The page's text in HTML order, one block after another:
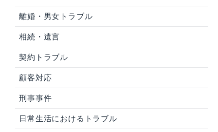
離婚・男女トラブル
相続・遺言
契約トラブル
顧客対応
刑事事件
日常生活におけるトラブル